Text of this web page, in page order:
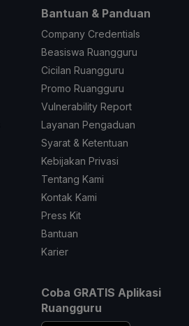
Bantuan & Panduan
Company Credentials
Beasiswa Ruangguru
Cicilan Ruangguru
Promo Ruangguru
Vulnerability Report
Layanan Pengaduan
Syarat & Ketentuan
Kebijakan Privasi
Tentang Kami
Kontak Kami
Press Kit
Bantuan
Karier
Coba GRATIS Aplikasi
Ruangguru